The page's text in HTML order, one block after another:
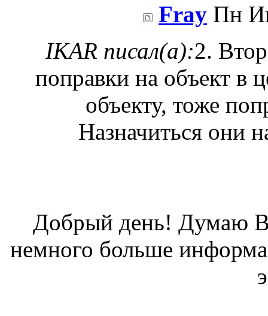
Fray Пн
IKAR писал(а):2.
поправки на объект в
объекту, тоже
Назначиться они
Добрый день! Думаю
немного больше